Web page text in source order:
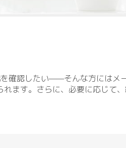
確認したい——そんな方にはメ
ます。さらに、必要に応じて